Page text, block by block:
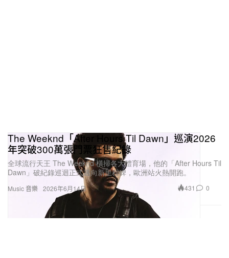
Music 音樂
The Weeknd「After Hours Til Dawn」巡演2026
年突破300萬張門票狂售紀錄
全球流行天王 The Weeknd 橫掃各大體育場，他的「After Hours Til
Dawn」破紀錄巡迴正式邁向新里程碑，歐洲站火熱開跑。
2026年6月14日 431 0